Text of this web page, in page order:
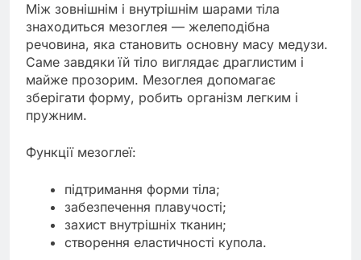
Між зовнішнім і внутрішнім шарами тіла
знаходиться мезоглея — желеподібна
речовина, яка становить основну масу медузи.
Саме завдяки їй тіло виглядає драглистим і
майже прозорим. Мезоглея допомагає
зберігати форму, робить організм легким і
пружним.
Функції мезоглеї:
підтримання форми тіла;
забезпечення плавучості;
захист внутрішніх тканин;
створення еластичності купола.